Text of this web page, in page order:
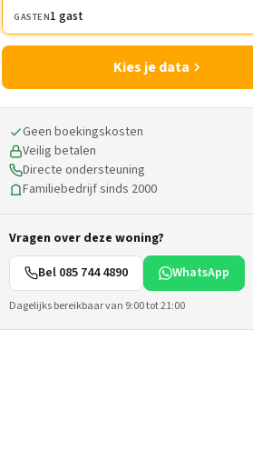
GASTEN1 gast
Kies je data
Geen boekingskosten
Veilig betalen
Directe ondersteuning
Familiebedrijf sinds 2000
Vragen over deze woning?
Bel 085 744 4890
WhatsApp
Dagelijks bereikbaar van 9:00 tot 21:00